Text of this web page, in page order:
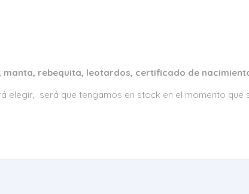
manta, rebequita, leotardos, certificado de
elegir, será que tengamos en stock en el momento que